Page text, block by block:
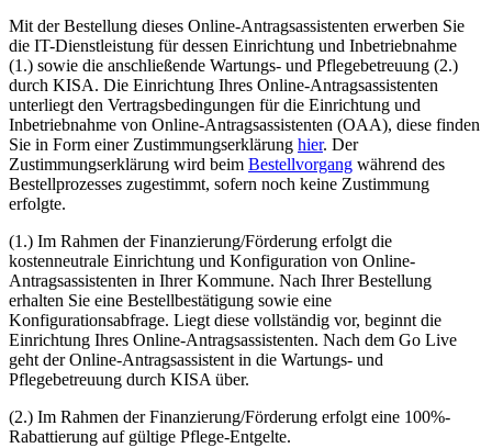
Mit der Bestellung dieses Online-Antragsassistenten erwerben Sie
die IT-Dienstleistung für dessen Einrichtung und Inbetriebnahme
(1.) sowie die anschließende Wartungs- und Pflegebetreuung (2.)
durch KISA. Die Einrichtung Ihres Online-Antragsassistenten
unterliegt den Vertragsbedingungen für die Einrichtung und
Inbetriebnahme von Online-Antragsassistenten (OAA), diese finden
Sie in Form einer Zustimmungserklärung hier. Der
Zustimmungserklärung wird beim Bestellvorgang während des
Bestellprozesses zugestimmt, sofern noch keine Zustimmung
erfolgte.
(1.) Im Rahmen der Finanzierung/Förderung erfolgt die
kostenneutrale Einrichtung und Konfiguration von Online-
Antragsassistenten in Ihrer Kommune. Nach Ihrer Bestellung
erhalten Sie eine Bestellbestätigung sowie eine
Konfigurationsabfrage. Liegt diese vollständig vor, beginnt die
Einrichtung Ihres Online-Antragsassistenten. Nach dem Go Live
geht der Online-Antragsassistent in die Wartungs- und
Pflegebetreuung durch KISA über.
(2.) Im Rahmen der Finanzierung/Förderung erfolgt eine 100%-
Rabattierung auf gültige Pflege-Entgelte.